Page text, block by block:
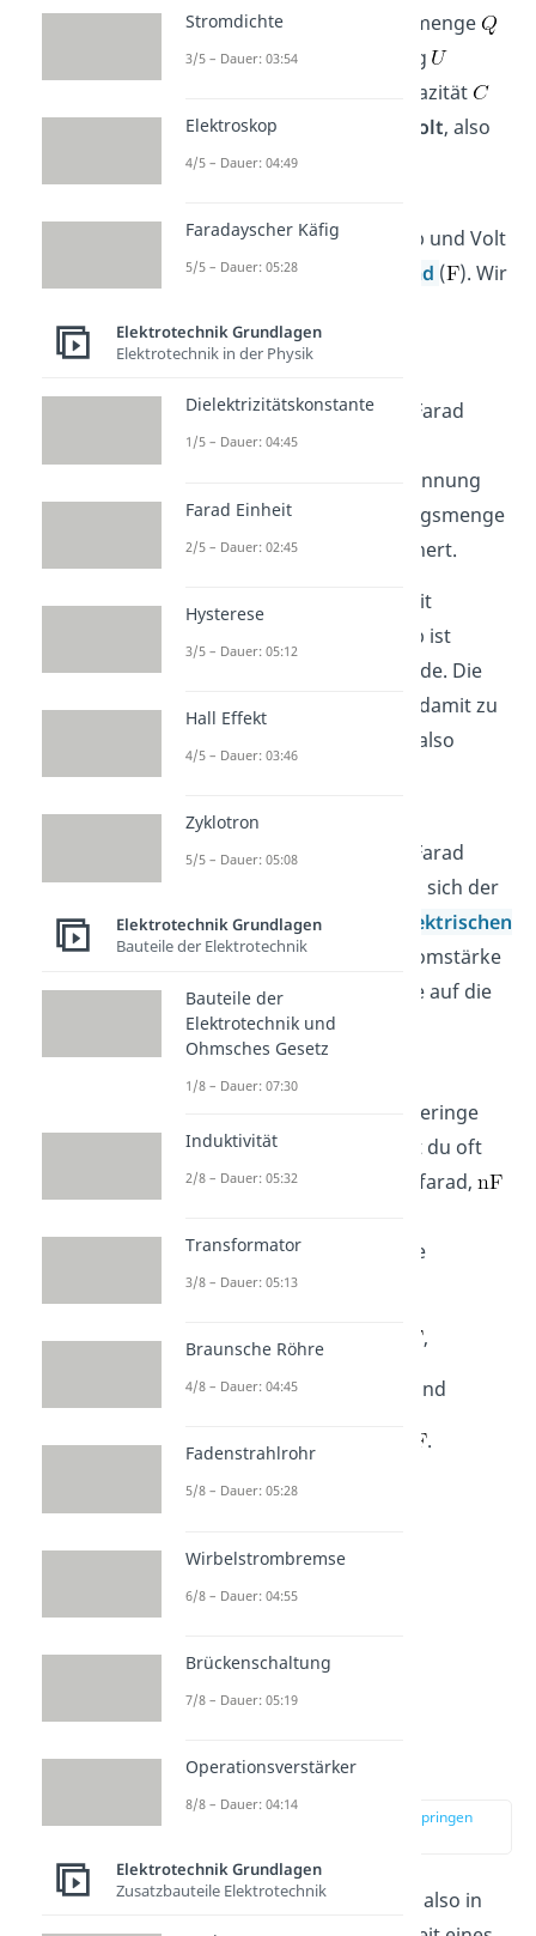
Als Quotient aus Ladungsmenge
und elektrischer Spannung
besitzt die elektrische Kapazität
die Einheit
Coulomb pro Volt, also
Der Quotient aus Coulomb und Volt
beschreibt die Einheit
Farad ( ). Wir
Eine Kapazität von einem Farad
bedeutet also, dass der
Kondensator bei einer Spannung
von einem Volt eine Ladungsmenge
von einem Coulomb speichert.
Wir können aber die Einheit
umschreiben. Ein Coulomb ist
gerade eine Amperesekunde. Die
Einheit der Kapazität wird damit zu
Amperesekunde pro Volt, also
Eine Kapazität von einem Farad
bedeutet daher auch, dass sich der
Kondensator bei einem
elektrischen
Stromder konstanten Stromstärke
1 Ampere in einer Sekunde auf die
Spannung 1 Volt auflädt.
In der Praxis besitzen
Leiteranordnungen sehr geringe
Kapazitäten. Daher findest du oft
Angaben wie μ
für Mikrofarad,
Pikofarad. Dabei gelten die
folgenden Beziehungen
1 μ
,
und
.
Kondensators
zur Stelle im Video springen
Die Kapazität C beschreibt also in
Stromdichte
3/5 – Dauer: 03:54
Elektroskop
4/5 – Dauer: 04:49
Faradayscher Käfig
5/5 – Dauer: 05:28
Elektrotechnik Grundlagen
Elektrotechnik in der Physik
Dielektrizitätskonstante
1/5 – Dauer: 04:45
Farad Einheit
2/5 – Dauer: 02:45
Hysterese
3/5 – Dauer: 05:12
Hall Effekt
4/5 – Dauer: 03:46
Zyklotron
5/5 – Dauer: 05:08
Elektrotechnik Grundlagen
Bauteile der Elektrotechnik
Bauteile der
Elektrotechnik und
Ohmsches Gesetz
1/8 – Dauer: 07:30
Induktivität
2/8 – Dauer: 05:32
Transformator
3/8 – Dauer: 05:13
Braunsche Röhre
4/8 – Dauer: 04:45
Fadenstrahlrohr
5/8 – Dauer: 05:28
Wirbelstrombremse
6/8 – Dauer: 04:55
Brückenschaltung
7/8 – Dauer: 05:19
Operationsverstärker
8/8 – Dauer: 04:14
Elektrotechnik Grundlagen
Zusatzbauteile Elektrotechnik